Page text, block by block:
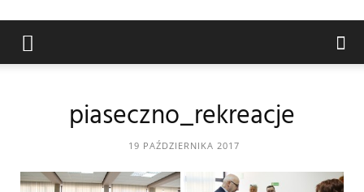
ekologiczna
piaseczno_rekreacje
19 PAŹDZIERNIKA 2017